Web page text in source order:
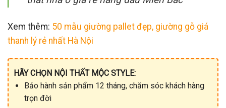
Xem thêm: 50 mẫu giường pallet đẹp, giường gỗ giá
thanh lý rẻ nhất Hà Nội
HÃY CHỌN NỘI THẤT MỘC STYLE:
Bảo hành sản phẩm 12 tháng, chăm sóc khách hàng
trọn đời